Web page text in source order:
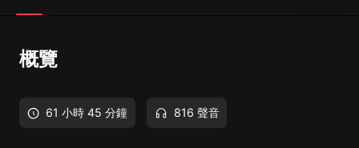
概覽
61 小時 45 分鐘 816 聲音